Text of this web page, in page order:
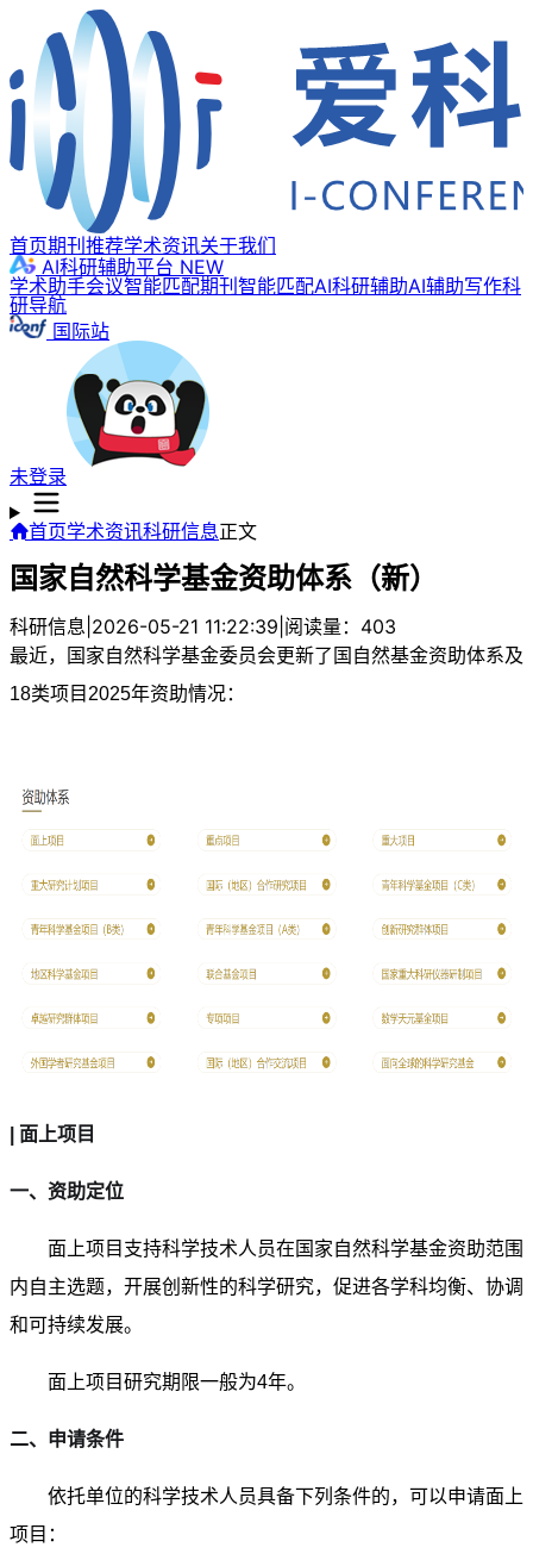
首页期刊推荐学术资讯关于我们
AI科研辅助平台 NEW
学术助手会议智能匹配期刊智能匹配AI科研辅助AI辅助写作科
研导航
国际站
未登录
首页学术资讯科研信息正文
国家自然科学基金资助体系（新）
科研信息 2026-05-21 11:22:39 阅读量：403
最近，国家自然科学基金委员会更新了国自然基金资助体系及
18类项目2025年资助情况：
| 面上项目
一、资助定位
面上项目支持科学技术人员在国家自然科学基金资助范围
内自主选题，开展创新性的科学研究，促进各学科均衡、协调
和可持续发展。
面上项目研究期限一般为4年。
二、申请条件
依托单位的科学技术人员具备下列条件的，可以申请面上
项目：